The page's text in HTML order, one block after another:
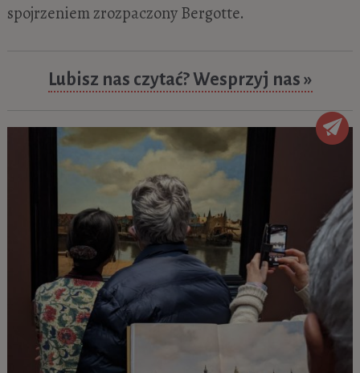
spojrzeniem zrozpaczony Bergotte.
Lubisz nas czytać? Wesprzyj nas »